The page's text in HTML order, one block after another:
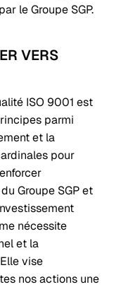
le Groupe SGP.
VERS
ISO 9001 est
parmi
et la
pour
Groupe SGP et
nécessite
et la
vise
nos actions une